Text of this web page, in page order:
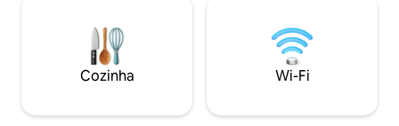
ioga, churrasco ou bebidas à noite com
vista para o mar durante o pôr do sol.
cozinha aberta
para 2 pessoas) -
cama de casal, 1
banheiros
Cozinha Wi-Fi